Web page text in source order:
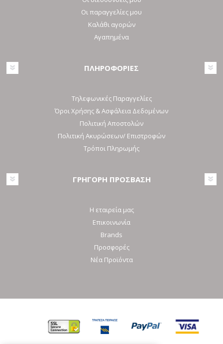
Οι παραγγελίες μου
Καλάθι αγορών
Αγαπημένα
ΠΛΗΡΟΦΟΡΙΕΣ
Τηλεφωνικές Παραγγελίες
Όροι Χρήσης & Ασφάλεια Δεδομένων
Πολιτική Αποστολών
Πολιτική Ακυρώσεων/ Επιστροφών
Τρόποι Πληρωμής
ΓΡΗΓΟΡΗ ΠΡΟΣΒΑΣΗ
Η εταιρεία μας
Επικοινωνία
Brands
Προσφορές
Νέα Προϊόντα